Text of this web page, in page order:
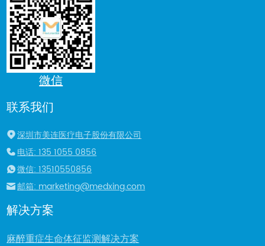
微信
联系我们
深圳市美连医疗电子股份有限公司
电话: 135 1055 0856
微信: 13510550856
邮箱: marketing@medxing.com
解决方案
麻醉重症生命体征监测解决方案